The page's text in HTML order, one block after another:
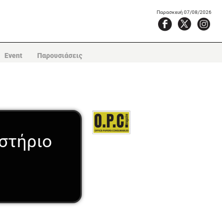
Παρασκευή 07/08/2026
Event Παρουσιάσεις